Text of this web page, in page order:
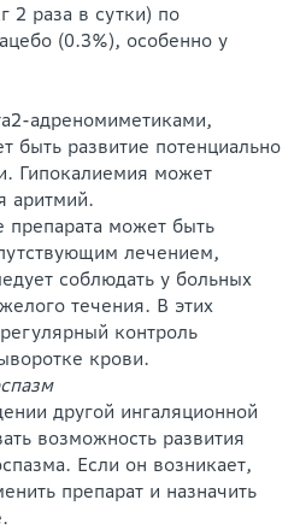
2 раза в сутки) по
(0.3%), особенно у
адреномиметиками,
развитие потенциально
Гипокалиемия может
аритмий.
препарата может быть
лечением,
соблюдать у больных
течения. В этих
контроль
крови.
другой ингаляционной
возможность развития
Если он возникает,
препарат и назначить